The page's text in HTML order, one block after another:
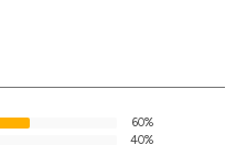
60%
40%